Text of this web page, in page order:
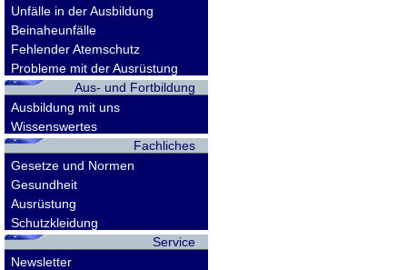
Unfälle in der Ausbildung
Beinaheunfälle
Fehlender Atemschutz
Probleme mit der Ausrüstung
Aus- und Fortbildung
Ausbildung mit uns
Wissenswertes
Fachliches
Gesetze und Normen
Gesundheit
Ausrüstung
Schutzkleidung
Service
Newsletter